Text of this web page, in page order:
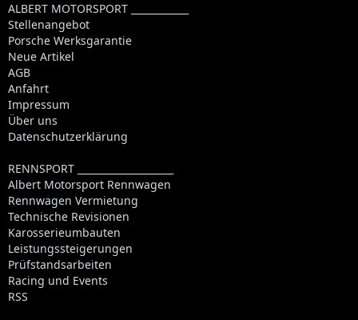
ALBERT MOTORSPORT ____________
Stellenangebot
Porsche Werksgarantie
Neue Artikel
AGB
Anfahrt
Impressum
Über uns
Datenschutzerklärung
RENNSPORT ____________________
Albert Motorsport Rennwagen
Rennwagen Vermietung
Technische Revisionen
Karosserieumbauten
Leistungssteigerungen
Prüfstandsarbeiten
Racing und Events
RSS